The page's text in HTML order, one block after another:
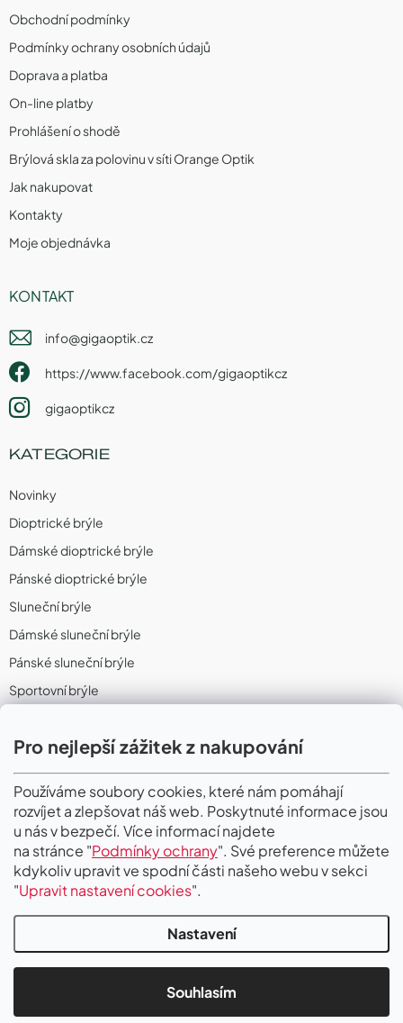
Pro nejlepší zážitek z nakupování
Používáme soubory cookies, které nám pomáhají
rozvíjet a zlepšovat náš web. Poskytnuté informace jsou
u nás v bezpečí. Více informací najdete
na stránce "Podmínky ochrany". Své preference můžete
kdykoliv upravit ve spodní části našeho webu v sekci
"Upravit nastavení cookies".
Nastavení
Souhlasím
Obchodní podmínky
Podmínky ochrany osobních údajů
Doprava a platba
On-line platby
Prohlášení o shodě
Brýlová skla za polovinu v síti Orange Optik
Jak nakupovat
Kontakty
Moje objednávka
KONTAKT
info@gigaoptik.cz
https://www.facebook.com/gigaoptikcz
gigaoptikcz
KATEGORIE
Novinky
Dioptrické brýle
Dámské dioptrické brýle
Pánské dioptrické brýle
Sluneční brýle
Dámské sluneční brýle
Pánské sluneční brýle
Sportovní brýle
Sportovní dioptrické brýle
II. Jakost
PŘIJÍMÁME ONLINE PLATBY
Copyright 2026Gigaoptik. Všechna práva vyhrazena.Upravit nastavení
cookies